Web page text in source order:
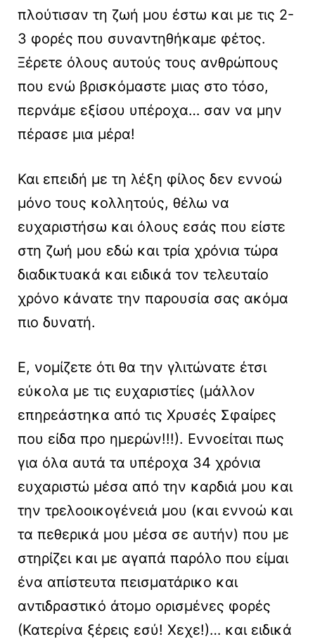
πλούτισαν τη ζωή μου έστω και με τις 2-
3 φορές που συναντηθήκαμε φέτος.
Ξέρετε όλους αυτούς τους ανθρώπους
που ενώ βρισκόμαστε μιας στο τόσο,
περνάμε εξίσου υπέροχα… σαν να μην
πέρασε μια μέρα!
Και επειδή με τη λέξη φίλος δεν εννοώ
μόνο τους κολλητούς, θέλω να
ευχαριστήσω και όλους εσάς που είστε
στη ζωή μου εδώ και τρία χρόνια τώρα
διαδικτυακά και ειδικά τον τελευταίο
χρόνο κάνατε την παρουσία σας ακόμα
πιο δυνατή.
E, νομίζετε ότι θα την γλιτώνατε έτσι
εύκολα με τις ευχαριστίες (μάλλον
επηρεάστηκα από τις Χρυσές Σφαίρες
που είδα προ ημερών!!!). Εννοείται πως
για όλα αυτά τα υπέροχα 34 χρόνια
ευχαριστώ μέσα από την καρδιά μου και
την τρελοοικογένειά μου (και εννοώ και
τα πεθερικά μου μέσα σε αυτήν) που με
στηρίζει και με αγαπά παρόλο που είμαι
ένα απίστευτα πεισματάρικο και
αντιδραστικό άτομο ορισμένες φορές
(Κατερίνα ξέρεις εσύ! Χεχε!)… και ειδικά